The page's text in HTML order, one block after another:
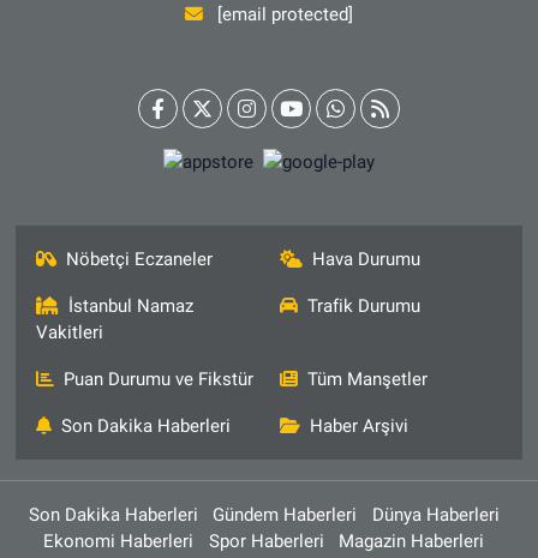
[email protected]
Nöbetçi Eczaneler Hava Durumu
İstanbul Namaz
Vakitleri
Trafik Durumu
Puan Durumu ve Fikstür Tüm Manşetler
Son Dakika Haberleri Haber Arşivi
Son Dakika Haberleri Gündem Haberleri
Dünya Haberleri
Ekonomi Haberleri
Spor Haberleri
Magazin Haberleri